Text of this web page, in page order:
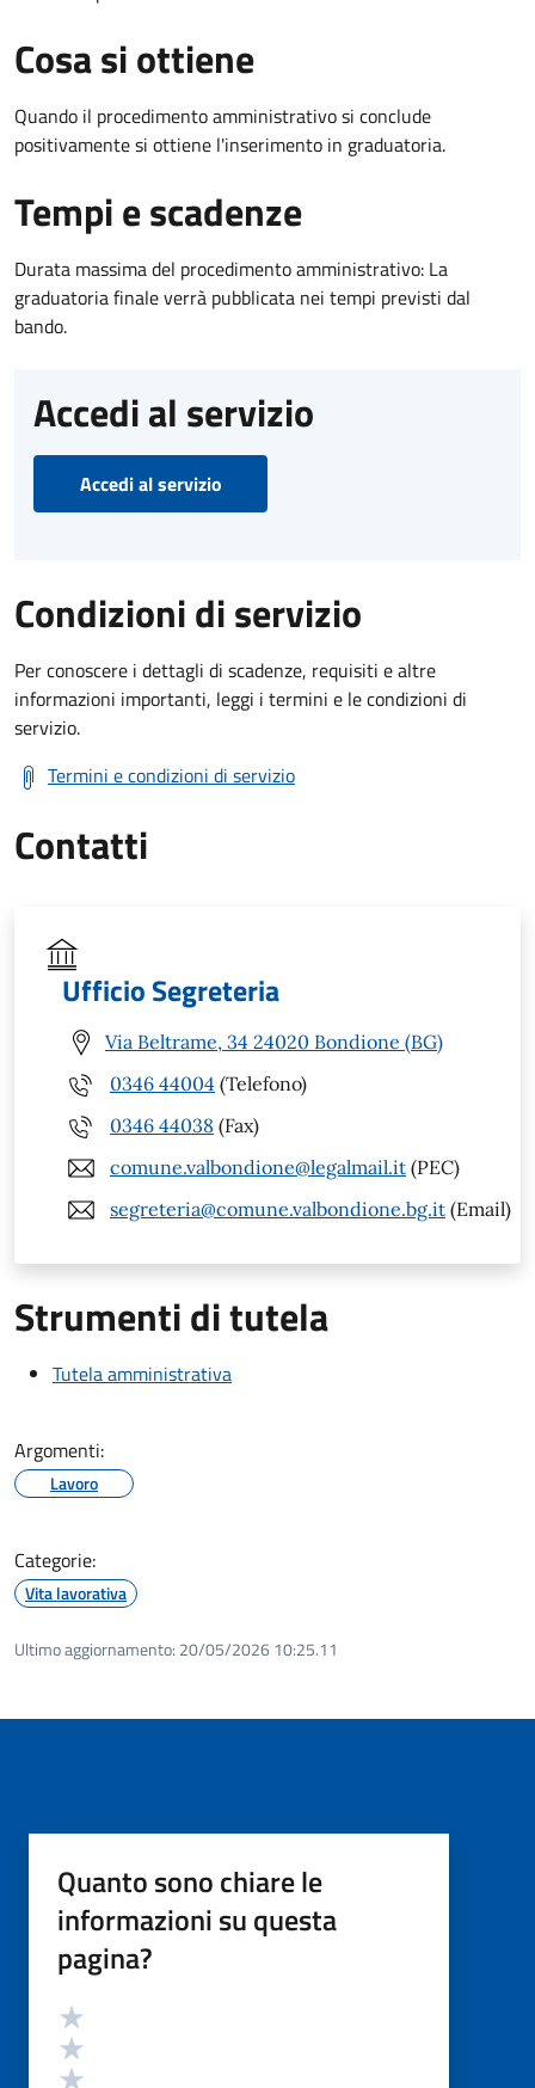
Cosa si ottiene
Quando il procedimento amministrativo si conclude
positivamente si ottiene l'inserimento in graduatoria.
Tempi e scadenze
Durata massima del procedimento amministrativo: La
graduatoria finale verrà pubblicata nei tempi previsti dal
bando.
Accedi al servizio
Accedi al servizio
Condizioni di servizio
Per conoscere i dettagli di scadenze, requisiti e altre
informazioni importanti, leggi i termini e le condizioni di
servizio.
Termini e condizioni di servizio
Contatti
Ufficio Segreteria
Via Beltrame, 34 24020 Bondione (BG)
0346 44004 (Telefono)
0346 44038 (Fax)
comune.valbondione@legalmail.it (PEC)
segreteria@comune.valbondione.bg.it (Email)
Strumenti di tutela
Tutela amministrativa
Argomenti:
Lavoro
Categorie:
Vita lavorativa
Ultimo aggiornamento: 20/05/2026 10:25.11
Quanto sono chiare le
informazioni su questa
pagina?
Valutazione